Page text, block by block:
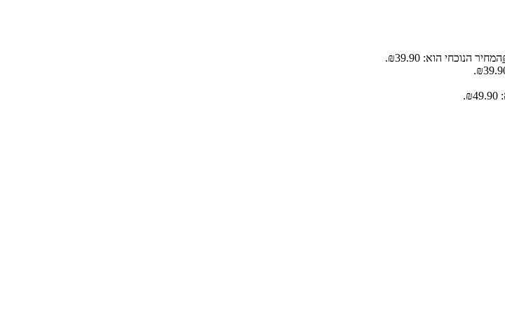
המחיר הנוכחי הוא: ₪39.90.